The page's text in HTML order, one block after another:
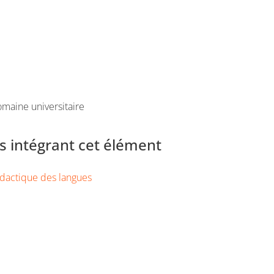
universitaire
intégrant cet élément
des langues